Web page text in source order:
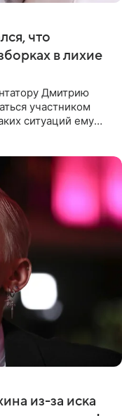
что
в лихие
Дмитрию
участником
ситуаций ему
из-за иска